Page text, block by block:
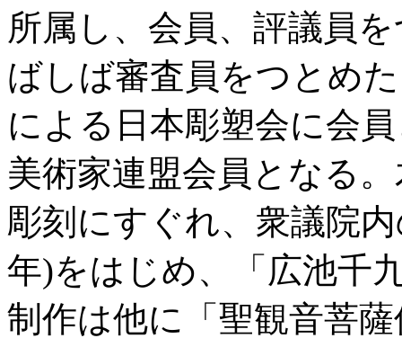
所属し、会員、評議員
ばしば審査員をつとめ
による日本彫塑会に会
美術家連盟会員となる
彫刻にすぐれ、衆議院
年)をはじめ、「広池千
制作は他に「聖観音菩